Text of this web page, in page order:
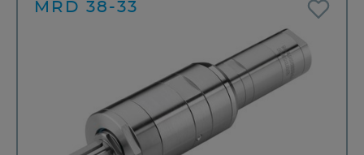
MRD 38-33